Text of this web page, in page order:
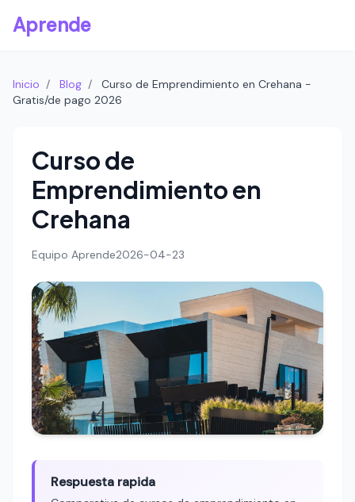
Aprende
Inicio / Blog /
Curso de Emprendimiento en Crehana -
Gratis/de pago 2026
Curso de
Emprendimiento en
Crehana
Equipo Aprende2026-04-23
Respuesta rapida